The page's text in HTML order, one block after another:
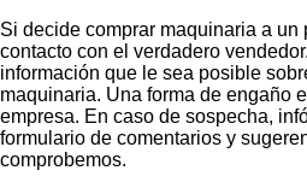
Si decide comprar maquinaria a un
contacto con el verdadero
información que le sea posible
maquinaria. Una forma de engaño
empresa. En caso de sospecha,
formulario de comentarios y
comprobemos.